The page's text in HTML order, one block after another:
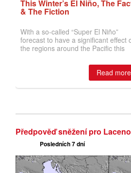
Předpověď sněžení pro Laceno
Posledních 7 dní